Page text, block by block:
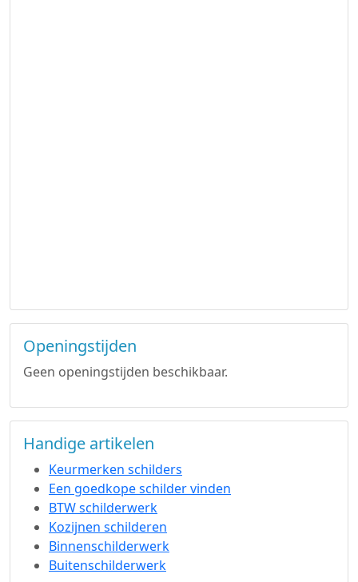
Openingstijden
Geen openingstijden beschikbaar.
Handige artikelen
Keurmerken schilders
Een goedkope schilder vinden
BTW schilderwerk
Kozijnen schilderen
Binnenschilderwerk
Buitenschilderwerk